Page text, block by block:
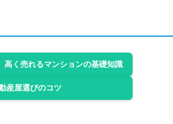
高く売れるマンションの基礎知識
産屋選びのコツ